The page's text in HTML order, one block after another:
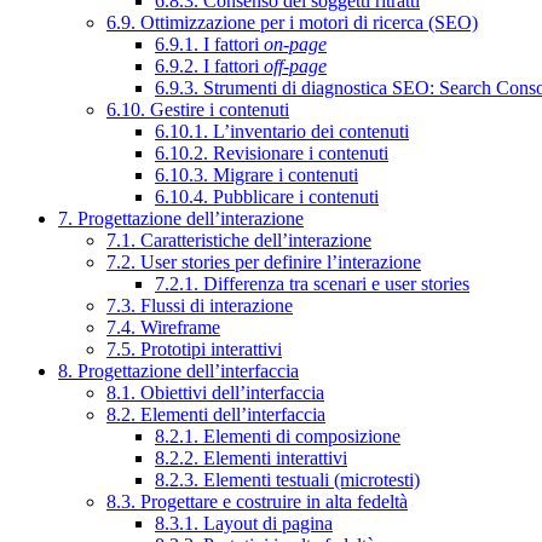
6.9. Ottimizzazione per i motori di ricerca (SEO)
6.9.1. I fattori on-page
6.9.2. I fattori off-page
6.9.3. Strumenti di diagnostica SEO: Search
6.10. Gestire i contenuti
6.10.1. L’inventario dei contenuti
6.10.2. Revisionare i contenuti
6.10.3. Migrare i contenuti
6.10.4. Pubblicare i contenuti
7. Progettazione dell’interazione
7.1. Caratteristiche dell’interazione
7.2. User stories per definire l’interazione
7.2.1. Differenza tra scenari e user stories
7.3. Flussi di interazione
7.4. Wireframe
7.5. Prototipi interattivi
8. Progettazione dell’interfaccia
8.1. Obiettivi dell’interfaccia
8.2. Elementi dell’interfaccia
8.2.1. Elementi di composizione
8.2.2. Elementi interattivi
8.2.3. Elementi testuali (microtesti)
8.3. Progettare e costruire in alta fedeltà
8.3.1. Layout di pagina